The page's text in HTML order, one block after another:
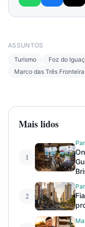
ASSUNTOS
Turismo
Foz do
Marco das Três
Mais lidos
1
2